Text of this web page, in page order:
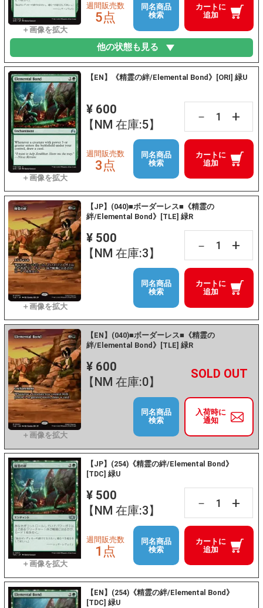
カートに
追加
週間販売数
5点
同名商品
検索
他の状態も見る
【EN】《精霊の絆/Elemental Bond》[ORI] 緑U
¥ 600
【NM 在庫:5】
－ +
カートに
追加
週間販売数
3点
同名商品
検索
【JP】(040)■ボーダーレス■《精霊の
絆/Elemental Bond》[TLE] 緑R
¥ 500
【NM 在庫:3】
－ +
カートに
追加
同名商品
検索
【EN】(040)■ボーダーレス■《精霊の
絆/Elemental Bond》[TLE] 緑R
¥ 600
【NM 在庫:0】
－ +
入荷時に
通知
同名商品
検索
【JP】(254)《精霊の絆/Elemental Bond》
[TDC] 緑U
¥ 500
【NM 在庫:3】
－ +
カートに
追加
週間販売数
1点
同名商品
検索
【EN】(254)《精霊の絆/Elemental Bond》
[TDC] 緑U